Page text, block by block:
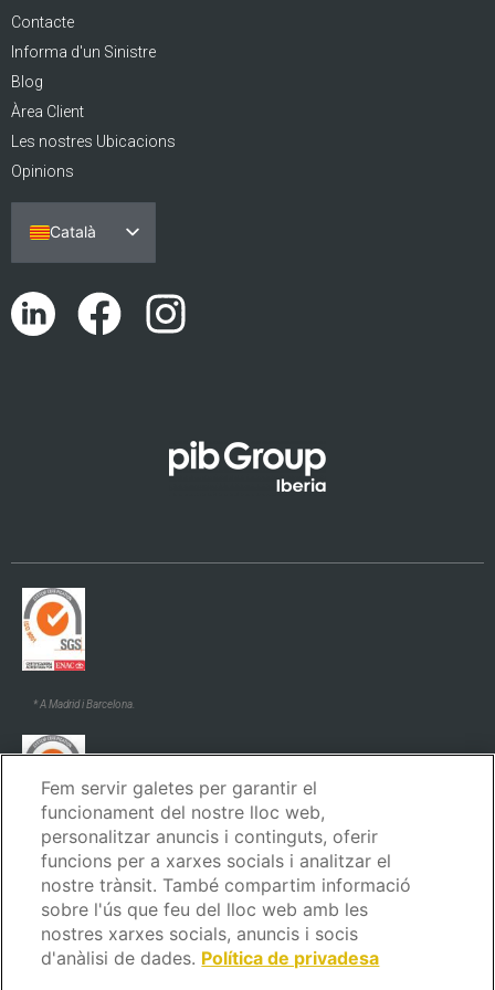
Contacte
Informa d'un Sinistre
Blog
Àrea Client
Les nostres Ubicacions
Opinions
Català
Español
Português
* A Madrid i Barcelona.
* A Madrid i Barcelona.
Fem servir galetes per garantir el
funcionament del nostre lloc web,
personalitzar anuncis i continguts, oferir
funcions per a xarxes socials i analitzar el
nostre trànsit. També compartim informació
sobre l'ús que feu del lloc web amb les
nostres xarxes socials, anuncis i socis
d'anàlisi de dades. Política de privadesa